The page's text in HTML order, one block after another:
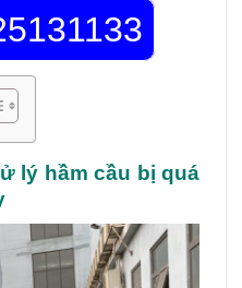
lý hầm cầu bị quá